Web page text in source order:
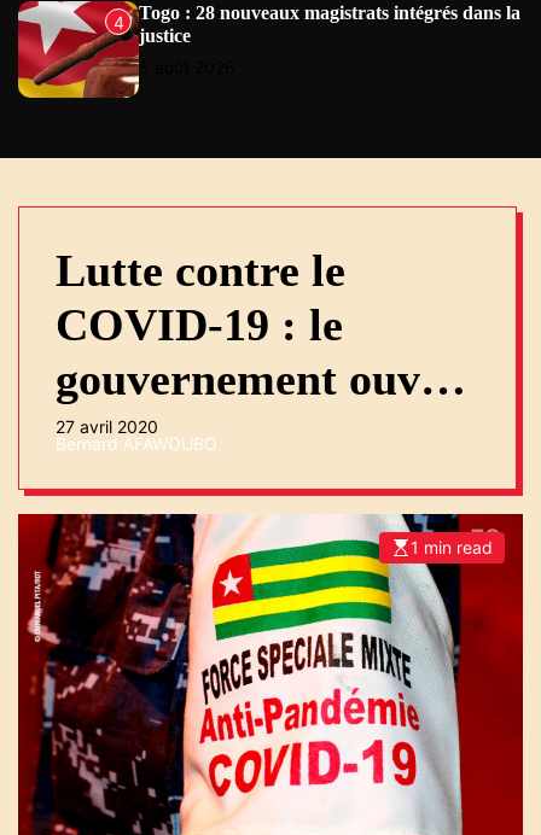
4
Togo : 28 nouveaux magistrats intégrés dans la
justice
Lutte contre le
COVID-19 : le
gouvernement ouvre
une enquête et
change le
commandement de la
force anti-pandemie
27 avril 2020
Bernard AFAWOUBO
E
s
i
m
a
t
e
d
r
e
a
d
t
i
m
e
1 min read